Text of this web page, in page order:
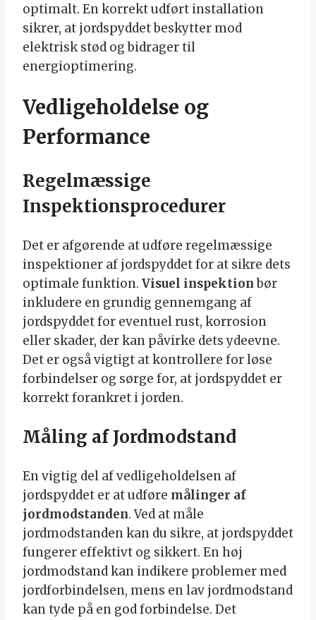
optimalt. En korrekt udført installation
sikrer, at jordspyddet beskytter mod
elektrisk stød og bidrager til
energioptimering.
Vedligeholdelse og
Performance
Regelmæssige
Inspektionsprocedurer
Det er afgørende at udføre regelmæssige
inspektioner af jordspyddet for at sikre dets
optimale funktion. Visuel inspektionbør
inkludere en grundig gennemgang af
jordspyddet for eventuel rust, korrosion
eller skader, der kan påvirke dets ydeevne.
Det er også vigtigt at kontrollere for løse
forbindelser og sørge for, at jordspyddet er
korrekt forankret i jorden.
Måling af Jordmodstand
En vigtig del af vedligeholdelsen af
jordspyddet er at udføre målinger af
jordmodstanden. Ved at måle
jordmodstanden kan du sikre, at jordspyddet
fungerer effektivt og sikkert. En høj
jordmodstand kan indikere problemer med
jordforbindelsen, mens en lav jordmodstand
kan tyde på en god forbindelse. Det